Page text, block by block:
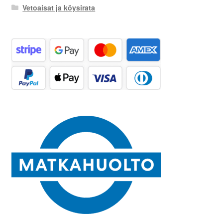
Vetoaisat ja köysirata